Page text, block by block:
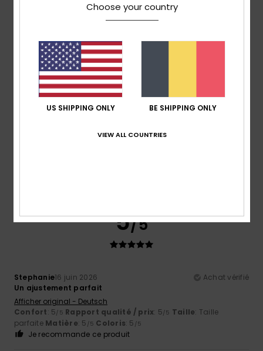
Afficher original - English
Rapport qualité / prix Taille
5
5/5
Stephanie16 juin 2026
Achat vérifié
Un ajustement parfait
Afficher original - Deutsch
Confort: 5/5 Rapport qualité / prix: 5/5 Taille: Taille
parfaite Matière: 5 /5 Coloris: 5 /5
Je recommande ce produit
Choose your country
US SHIPPING ONLY BE SHIPPING ONLY
VIEW ALL COUNTRIES